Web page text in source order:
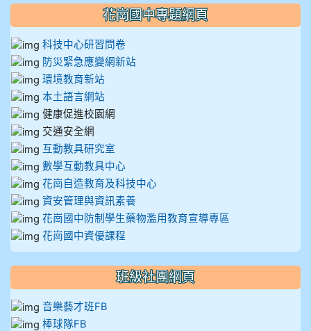
花崗國中專題網頁
科技中心研習問卷
防災緊急應變網新站
環境教育新站
本土語言網站
健康促進校園網
交通安全網
互動教具研究室
數學互動教具中心
花崗自造教育及科技中心
資安管理與資訊素養
花崗國中防制學生藥物濫用教育宣導專區
花崗國中資優課程
班級社團網頁
音樂藝才班FB
棒球隊FB